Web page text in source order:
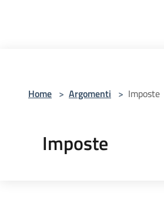
Home > Argomenti > Imposte
Imposte